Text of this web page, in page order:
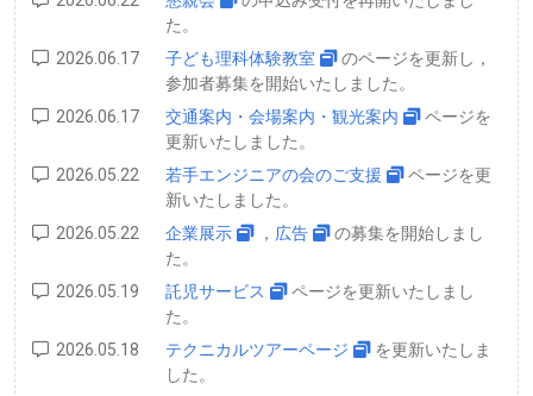
た。
2026.06.17
子ども理科体験教室
のページを更新し，
参加者募集を開始いたしました。
2026.06.17
交通案内・会場案内・観光案内
ページを
更新いたしました。
2026.05.22
若手エンジニアの会のご支援
ページを更
新いたしました。
2026.05.22
企業展示 ， 広告
の募集を開始しまし
た。
2026.05.19
託児サービス
ページを更新いたしまし
た。
2026.05.18
テクニカルツアーページ
を更新いたしま
した。